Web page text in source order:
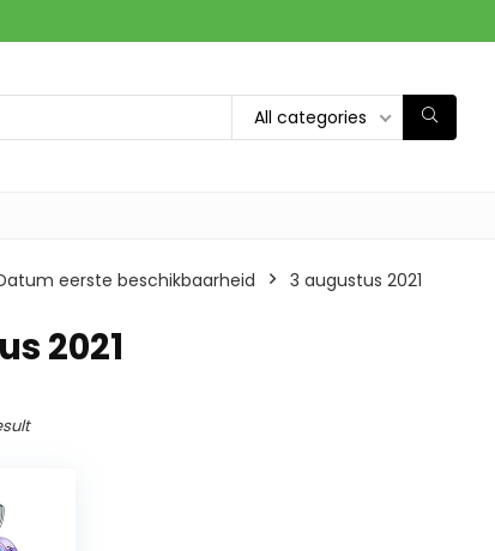
All categories
eerste beschikbaarheid 3 augustus 2021
2021